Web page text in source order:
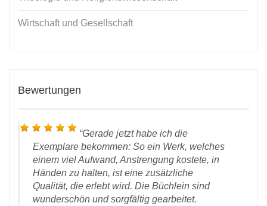
Wirtschaft und Gesellschaft
Bewertungen
Gerade jetzt habe ich die
Exemplare bekommen: So ein Werk, welches
einem viel Aufwand, Anstrengung kostete, in
Händen zu halten, ist eine zusätzliche
Qualität, die erlebt wird. Die Büchlein sind
wunderschön und sorgfältig gearbeitet.